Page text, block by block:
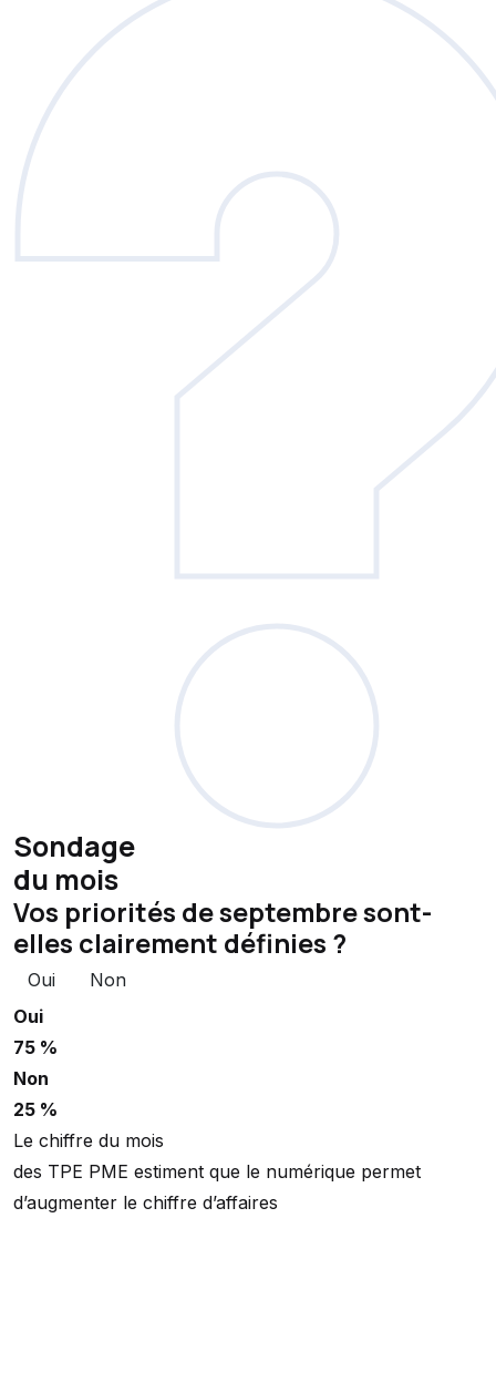
Sondage
du mois
Vos priorités de septembre sont-
elles clairement définies ?
Oui
Non
Oui
75 %
Non
25 %
Le chiffre du mois
des TPE PME estiment que le numérique permet
d’augmenter le chiffre d’affaires